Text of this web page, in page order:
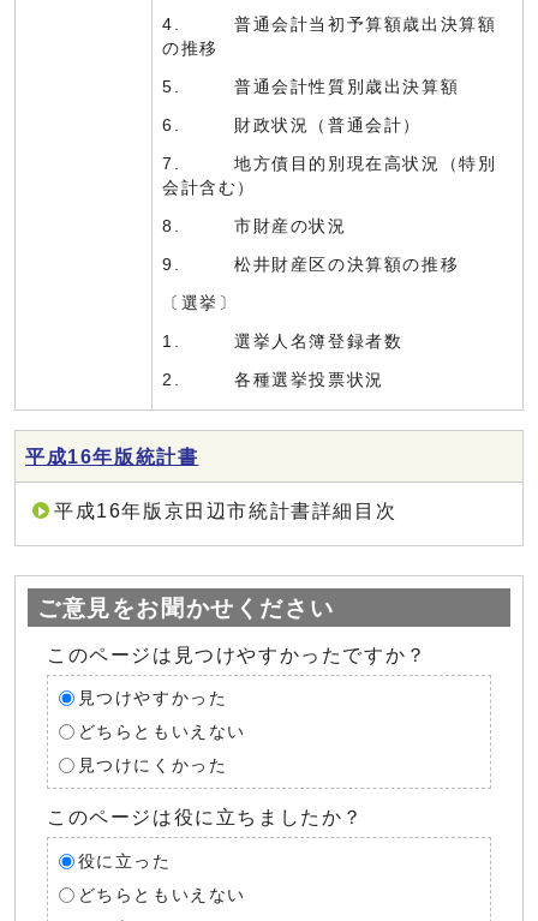
4. 普通会計当初予算額歳出決算額
の推移
5. 普通会計性質別歳出決算額
6. 財政状況（普通会計）
7. 地方債目的別現在高状況（特別
会計含む）
8. 市財産の状況
9. 松井財産区の決算額の推移
〔選挙〕
1. 選挙人名簿登録者数
2. 各種選挙投票状況
平成16年版統計書
平成16年版京田辺市統計書詳細目次
ご意見をお聞かせください
このページは見つけやすかったですか？
見つけやすかった
どちらともいえない
見つけにくかった
このページは役に立ちましたか？
役に立った
どちらともいえない